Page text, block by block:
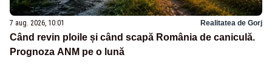
7 aug. 2026, 10:01 Realitatea de Gorj
Când revin ploile și când scapă România de caniculă.
Prognoza ANM pe o lună